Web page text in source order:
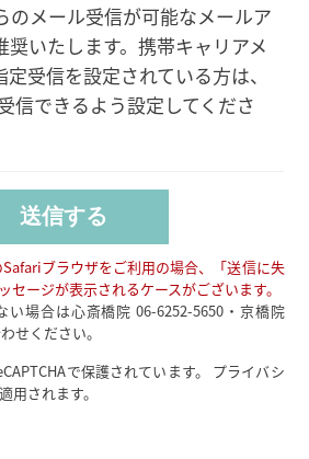
のメール受信が可能なメールア
奨いたします。携帯キャリアメ
受信を設定されている方は、
信できるよう設定してくださ
ブラウザをご利用の場合、「送信に失
セージが表示されるケースがございます。
い場合は心斎橋院06-6252-5650 ・京橋院
せください。
で保護されています。 プライバシ
用されます。